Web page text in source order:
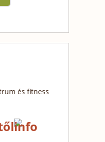
és fitness